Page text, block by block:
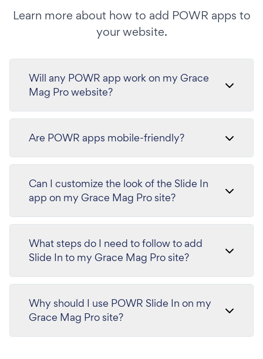
Learn more about how to add POWR apps to
your website.
Will any POWR app work on my Grace
Mag Pro website?
Are POWR apps mobile-friendly?
Can I customize the look of the Slide In
app on my Grace Mag Pro site?
What steps do I need to follow to add
Slide In to my Grace Mag Pro site?
Why should I use POWR Slide In on my
Grace Mag Pro site?